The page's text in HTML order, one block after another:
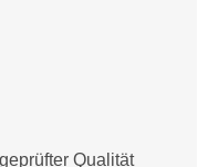
Qualität